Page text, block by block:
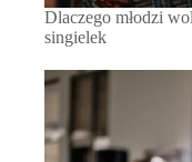
Dlaczego młodzi
singielek